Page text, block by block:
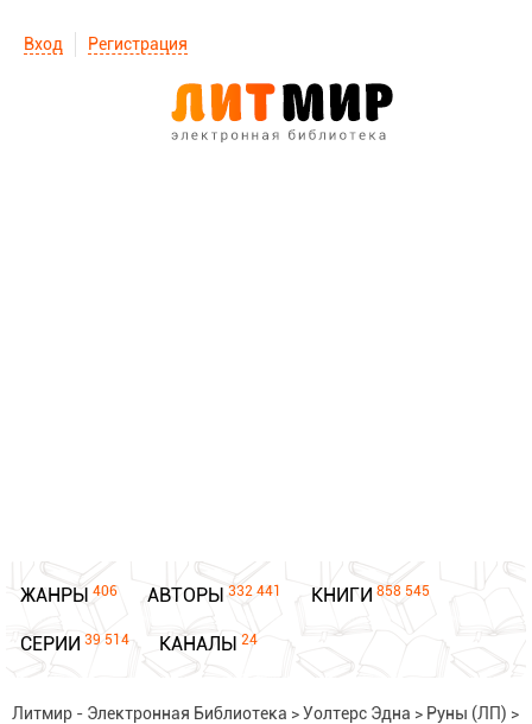
Вход Регистрация
ЖАНРЫ 406 АВТОРЫ 332 441 КНИГИ 858 545
СЕРИИ 39 514 КАНАЛЫ 24
Литмир - Электронная Библиотека >Уолтерс Эдна > Руны (ЛП) >